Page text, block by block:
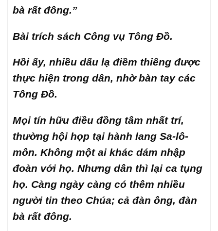
bà rất đông.”
Bài trích sách Công vụ Tông Đồ.
Hồi ấy, nhiều dấu lạ điềm thiêng được
thực hiện trong dân, nhờ bàn tay các
Tông Đồ.
Mọi tín hữu điều đồng tâm nhất trí,
thường hội họp tại hành lang Sa-lô-
môn. Không một ai khác dám nhập
đoàn với họ. Nhưng dân thì lại ca tụng
họ. Càng ngày càng có thêm nhiều
người tin theo Chúa; cả đàn ông, đàn
bà rất đông.